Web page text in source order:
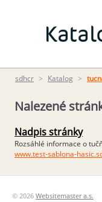
sdhcr > Katalog >
Nalezené
Nadpis stránky
Rozsáhlé informace o
www.test-sablona-
© 2026 Websitemaster a.s.